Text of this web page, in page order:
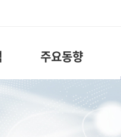
주요동향